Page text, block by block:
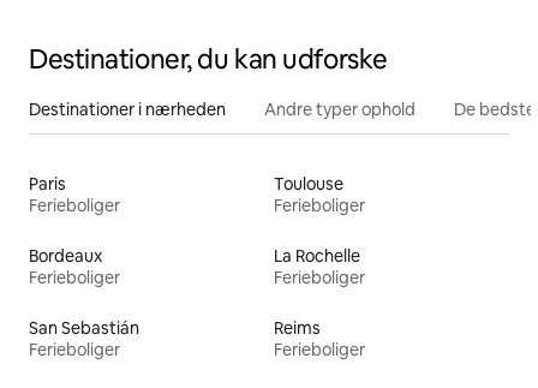
Destinationer, du kan udforske
Destinationer i nærheden Andre typer ophold De
Paris
Ferieboliger
Toulouse
Ferieboliger
Bordeaux
Ferieboliger
La Rochelle
Ferieboliger
San Sebastián
Ferieboliger
Reims
Ferieboliger